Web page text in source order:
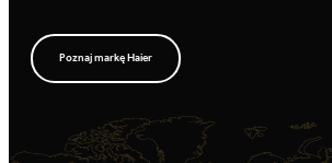
Poznaj markę Haier